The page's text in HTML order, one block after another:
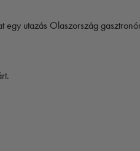
utazás Olaszország